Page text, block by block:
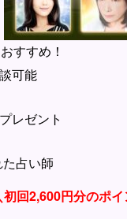
すすめ！
可能
レゼント
占い師
初回2,600円分のポ